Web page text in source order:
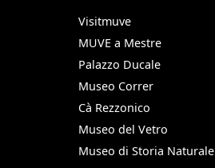
Visitmuve
MUVE a Mestre
Palazzo Ducale
Museo Correr
Cà Rezzonico
Museo del Vetro
Museo di Storia Naturale